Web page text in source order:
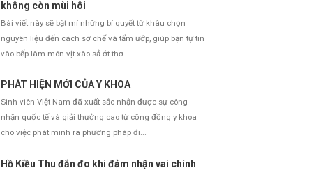
không còn mùi hôi
Bài viết này sẽ bật mí những bí quyết từ khâu chọn
nguyên liệu đến cách sơ chế và tẩm ướp, giúp bạn tự tin
vào bếp làm món vịt xào sả ớt thơ...
PHÁT HIỆN MỚI CỦA Y KHOA
Sinh viên Việt Nam đã xuất sắc nhận được sự công
nhận quốc tế và giải thưởng cao từ cộng đồng y khoa
cho việc phát minh ra phương pháp đi...
Hồ Kiều Thu đắn đo khi đảm nhận vai chính